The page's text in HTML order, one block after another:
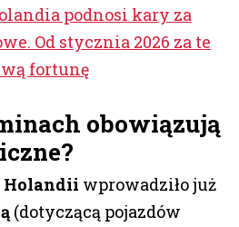
podnosi kary za
Od stycznia 2026 za te
fortunę
obowiązują
Holandii wprowadziło już
(dotyczącą pojazdów